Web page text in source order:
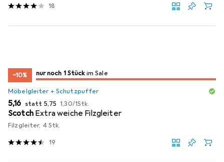
18
−10% noch 1 Stückim Sale
nur noch 1 Stück im Sale
Möbelgleiter + Schutzpuffer
EUR
5,16 statt EUR
5,75 EUR
1,30/1Stk.
Scotch Extra weiche Filzgleiter
Filzgleiter, 4 Stk.
19